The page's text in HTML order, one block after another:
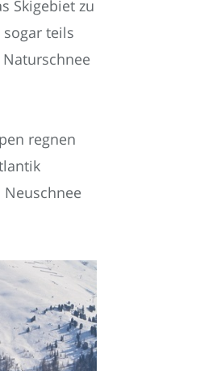
Skigebiet zu
sogar teils
regnen